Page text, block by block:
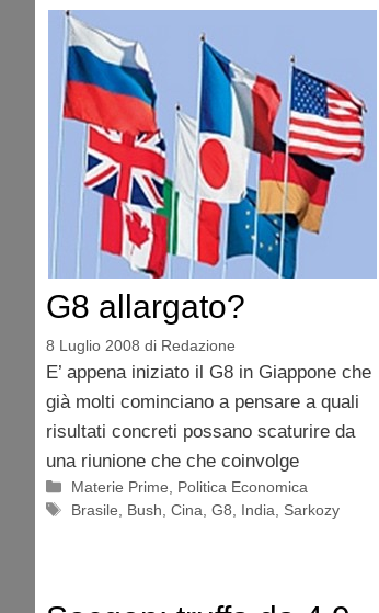
G8 allargato?
8 Luglio 2008 di Redazione
E’ appena iniziato il G8 in Giappone che
già molti cominciano a pensare a quali
risultati concreti possano scaturire da
una riunione che che coinvolge
Categorie
Materie Prime
Politica Economica
Tag
Brasile Bush ,Cina ,G8 India Sarkozy